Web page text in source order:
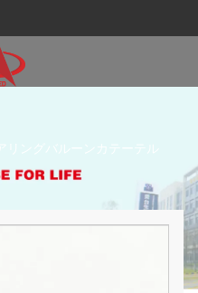
リングバルーンカテーテル